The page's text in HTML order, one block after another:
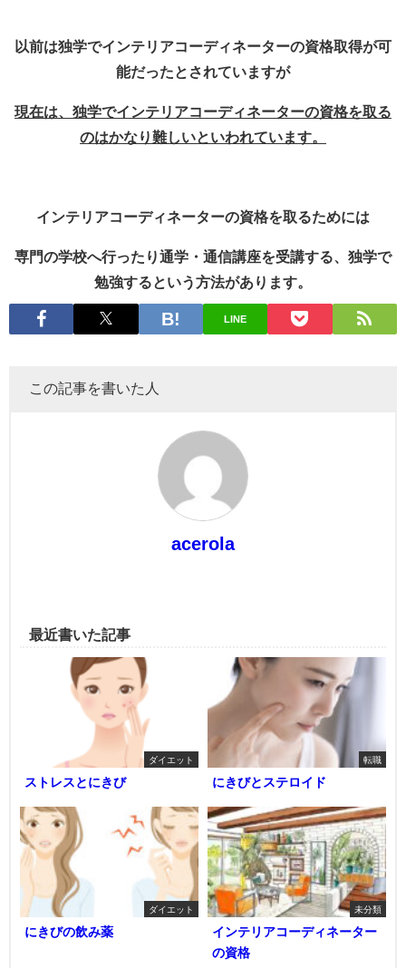
以前は独学でインテリアコーディネーターの資格取得が可
能だったとされていますが
現在は、独学でインテリアコーディネーターの資格を取る
のはかなり難しいといわれています。
インテリアコーディネーターの資格を取るためには
専門の学校へ行ったり通学・通信講座を受講する、独学で
勉強するという方法があります。
LINE
この記事を書いた人
acerola
最近書いた記事
ダイエット
ストレスとにきび
転職
にきびとステロイド
ダイエット
にきびの飲み薬
未分類
インテリアコーディネーター
の資格